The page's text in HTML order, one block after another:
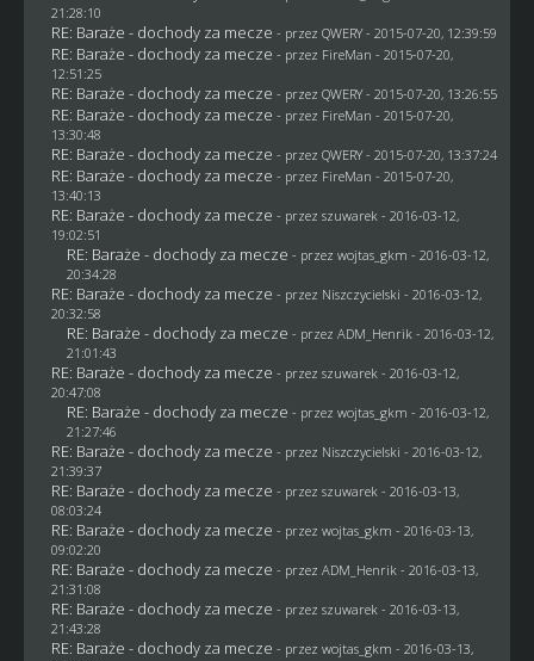
21:28:10
RE: Baraże - dochody za mecze - przez QWERY- 2015-07-20, 12:39:59
RE: Baraże - dochody za mecze - przez FireMan - 2015-07-20,
12:51:25
RE: Baraże - dochody za mecze - przez QWERY- 2015-07-20, 13:26:55
RE: Baraże - dochody za mecze - przez FireMan - 2015-07-20,
13:30:48
RE: Baraże - dochody za mecze - przez QWERY- 2015-07-20, 13:37:24
RE: Baraże - dochody za mecze - przez FireMan - 2015-07-20,
13:40:13
RE: Baraże - dochody za mecze - przez szuwarek - 2016-03-12,
19:02:51
RE: Baraże - dochody za mecze - przez wojtas_gkm - 2016-03-12,
20:34:28
RE: Baraże - dochody za mecze - przez Niszczycielski - 2016-03-12,
20:32:58
RE: Baraże - dochody za mecze - przez ADM_Henrik - 2016-03-12,
21:01:43
RE: Baraże - dochody za mecze - przez szuwarek - 2016-03-12,
20:47:08
RE: Baraże - dochody za mecze - przez wojtas_gkm - 2016-03-12,
21:27:46
RE: Baraże - dochody za mecze - przez Niszczycielski - 2016-03-12,
21:39:37
RE: Baraże - dochody za mecze - przez szuwarek - 2016-03-13,
08:03:24
RE: Baraże - dochody za mecze - przez wojtas_gkm - 2016-03-13,
09:02:20
RE: Baraże - dochody za mecze - przez ADM_Henrik - 2016-03-13,
21:31:08
RE: Baraże - dochody za mecze - przez szuwarek - 2016-03-13,
21:43:28
RE: Baraże - dochody za mecze - przez wojtas_gkm - 2016-03-13,